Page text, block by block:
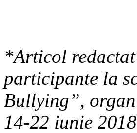
*Articol
participante la
Bullying”,
14-22 iunie